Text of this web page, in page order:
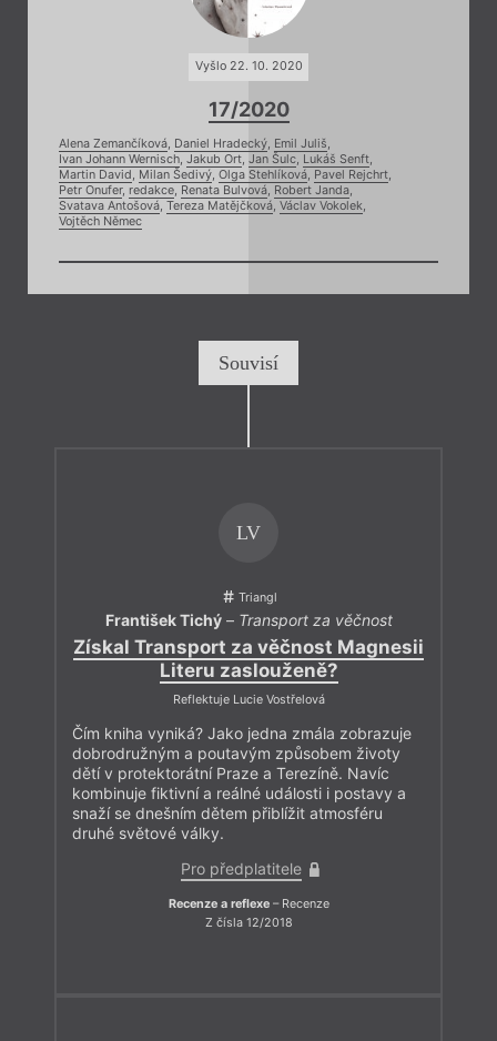
Vyšlo 22. 10. 2020
17/2020
Alena Zemančíková, Daniel Hradecký, Emil Juliš,
Ivan Johann Wernisch, Jakub Ort, Jan Šulc, Lukáš Senft,
Martin David, Milan Šedivý, Olga Stehlíková, Pavel Rejchrt,
Petr Onufer, redakce, Renata Bulvová, Robert Janda,
Svatava Antošová, Tereza Matějčková, Václav Vokolek,
Vojtěch Němec
Souvisí
LV
Triangl
František Tichý– Transport za věčnost
Získal Transport za věčnost Magnesii
Literu zaslouženě?
Reflektuje Lucie Vostřelová
Čím kniha vyniká? Jako jedna zmála zobrazuje
dobrodružným a poutavým způsobem životy
dětí v protektorátní Praze a Terezíně. Navíc
kombinuje fiktivní a reálné události i postavy a
snaží se dnešním dětem přiblížit atmosféru
druhé světové války.
Pro předplatitele
Recenze a reflexe– Recenze
Z čísla 12/2018